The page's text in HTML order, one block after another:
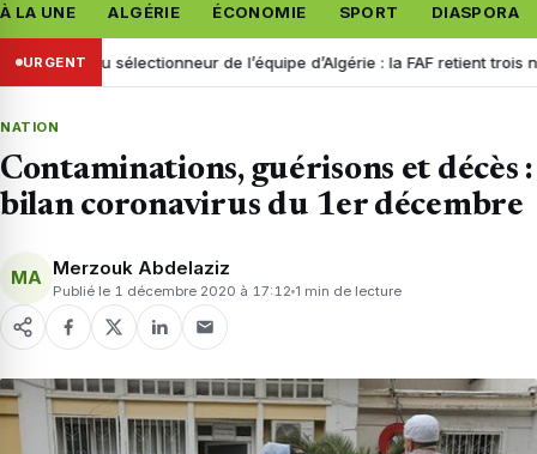
À LA UNE ALGÉRIE ÉCONOMIE SPORT DIASPORA
URGENTsélectionneur de l’équipe d’Algérie : la FAF retient trois noms
NATION
Contaminations, guérisons et décès :
bilan coronavirus du 1er décembre
MA Merzouk Abdelaziz
Publié le 1 décembre 2020 à 17:12 1 min de lecture